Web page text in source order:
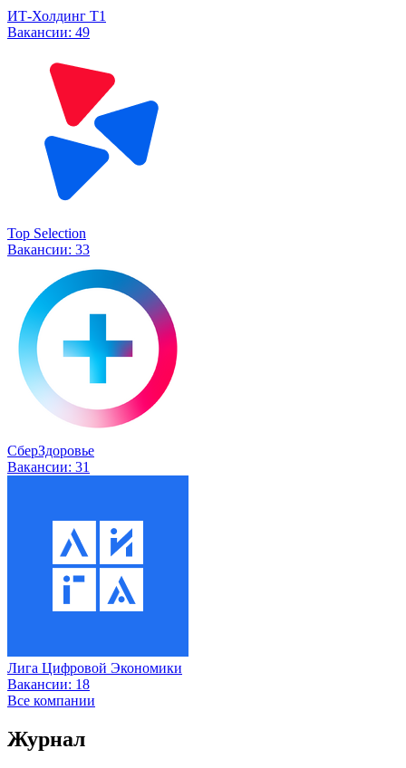
ИТ-Холдинг Т1
Вакансии: 49
Top Selection
Вакансии: 33
СберЗдоровье
Вакансии: 31
Лига Цифровой Экономики
Вакансии: 18
Все компании
Журнал